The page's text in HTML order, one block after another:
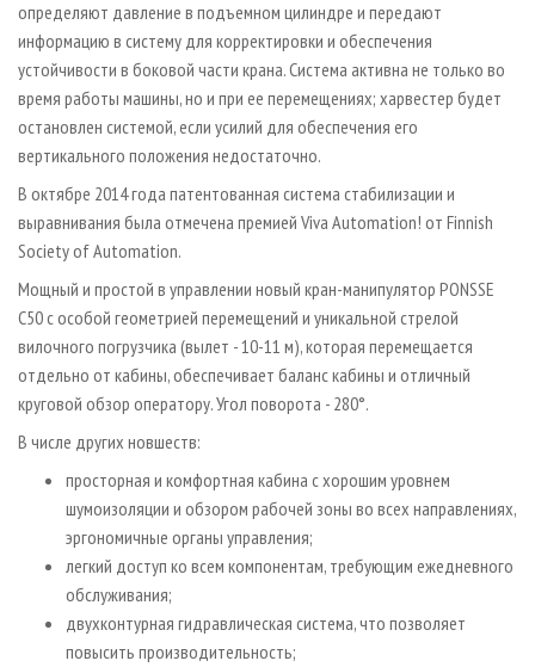
определяют давление в подъемном цилиндре и передают
информацию в систему для корректировки и обеспечения
устойчивости в боковой части крана. Система активна не только во
время работы машины, но и при ее перемещениях; харвестер будет
остановлен системой, если усилий для обеспечения его
вертикального положения недостаточно.
В октябре 2014 года патентованная система стабилизации и
выравнивания была отмечена премией Viva Automation! от Finnish
Society of Automation.
Мощный и простой в управлении новый кран-манипулятор PONSSE
C50 с особой геометрией перемещений и уникальной стрелой
вилочного погрузчика (вылет - 10-11 м), которая перемещается
отдельно от кабины, обеспечивает баланс кабины и отличный
круговой обзор оператору. Угол поворота - 280°.
В числе других новшеств:
просторная и комфортная кабина с хорошим уровнем
шумоизоляции и обзором рабочей зоны во всех направлениях,
эргономичные органы управления;
легкий доступ ко всем компонентам, требующим ежедневного
обслуживания;
двухконтурная гидравлическая система, что позволяет
повысить производительность;